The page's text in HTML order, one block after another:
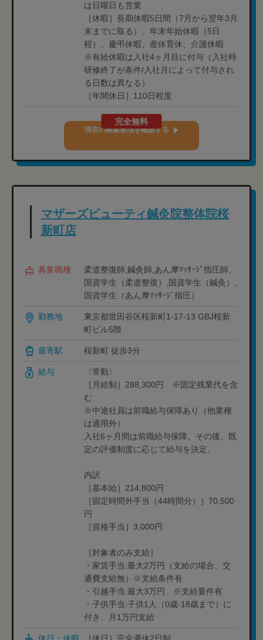
は日曜日も営業
［休暇］長期休暇5日間（7月から翌年3月
末までに取る）、年末年始休暇（5日
程）、慶弔休暇、産休育休、介護休暇
※有給休暇は入社4ヶ月目に付与（入社時
研修終了が条件/入社月によって付与され
る日数は異なる）
［年間休日］110日程度
完全無料
現在の募集要項を確認する
マザーズビューティ鍼灸院整体院桜
新町店
募集職種
柔道整復師,鍼灸師,あん摩ﾏｯｻｰｼﾞ指圧師,
国資学生（柔道整復）,国資学生（鍼灸）,
国資学生（あん摩ﾏｯｻｰｼﾞ指圧）
勤務地
東京都世田谷区桜新町1-17-13 GBJ桜新
町ビル5階
最寄駅 桜新町 徒歩3分
給与
〈常勤〉
［月給制］288,300円 ※固定残業代を含
む
※中途社員は前職給与保障あり（他業種
は適用外）
入社6ヶ月間は前職給与保障。その後、既
定の評価制度に応じて給与を決定。
内訳
［基本給］214,800円
［固定時間外手当（44時間分）］70,500
円
［資格手当］3,000円
［対象者のみ支給］
・家賃手当:最大2万円（支給の場合、交
通費支給無）※支給条件有
・引越手当:最大3万円 ※支給要件有
・子供手当:子供1人（0歳-18歳まで）に
付き、月1万円支給